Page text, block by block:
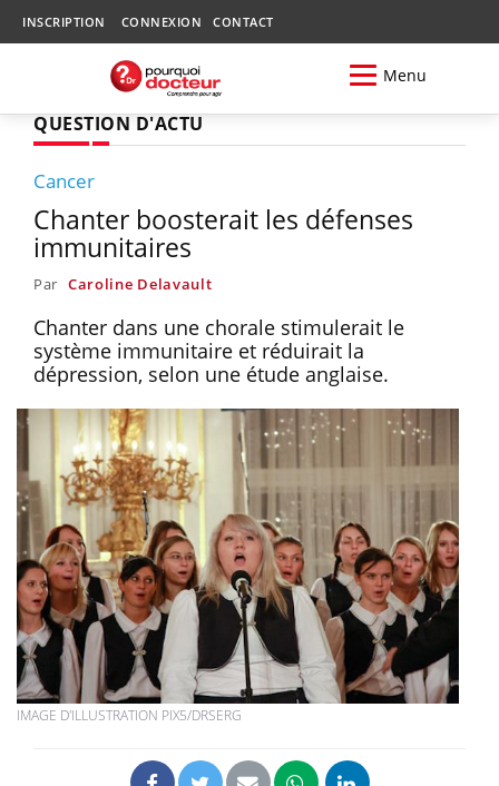
INSCRIPTION CONNEXION CONTACT
Menu
QUESTION D'ACTU
Cancer
Chanter boosterait les défenses
immunitaires
Par Caroline Delavault
Chanter dans une chorale stimulerait le
système immunitaire et réduirait la
dépression, selon une étude anglaise.
IMAGE D'ILLUSTRATION PIX5/DRSERG